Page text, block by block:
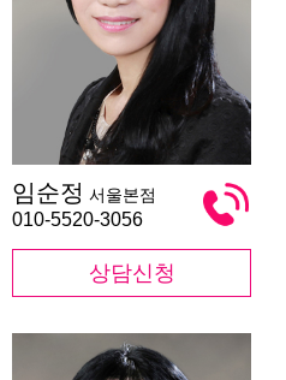
순
정
임순정 서울본점
010-5520-3056
상담신청